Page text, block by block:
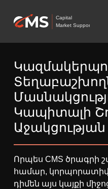
Capital
Market Support
Կապիտալի
Որպես CMS ծրագրի
համար,
դիմեն այս կայքի